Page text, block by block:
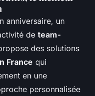
anniversaire, un
de team-
des solutions
France qui
en une
personnalisée